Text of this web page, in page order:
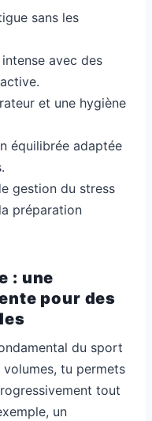
sans les
avec des
et une hygiène
équilibrée adaptée
gestion du stress
préparation
: une
pour des
du sport
tu permets
tout
un